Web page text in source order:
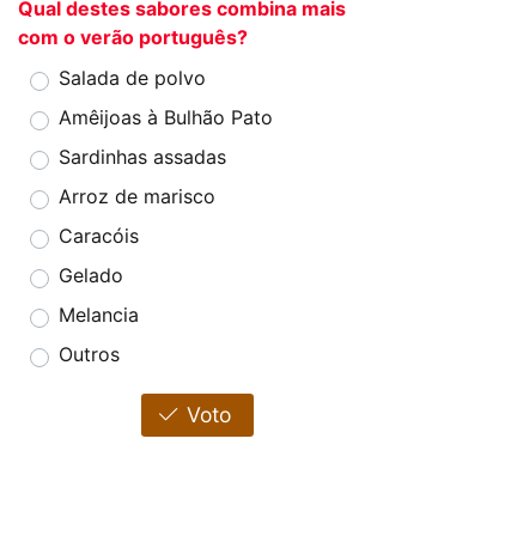
Qual destes sabores combina mais
com o verão português?
Salada de polvo
Amêijoas à Bulhão Pato
Sardinhas assadas
Arroz de marisco
Caracóis
Gelado
Melancia
Outros
Voto